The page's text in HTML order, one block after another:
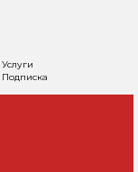
Услуги
Подписка